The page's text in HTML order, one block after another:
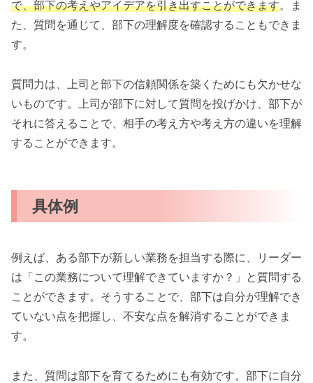
で、部下の考えやアイデアを引き出すことができます。ま
た、質問を通じて、部下の理解度を確認することもできま
す。
質問力は、上司と部下の信頼関係を築くためにも欠かせな
いものです。上司が部下に対して質問を投げかけ、部下が
それに答えることで、相手の考え方や考え方の違いを理解
することができます。
具体例
例えば、ある部下が新しい業務を担当する際に、リーダー
は「この業務について理解できていますか？」と質問する
ことができます。そうすることで、部下は自分が理解でき
ていない点を把握し、不安な点を解消することができま
す。
また、質問は部下を育てるためにも有効です。部下に自分